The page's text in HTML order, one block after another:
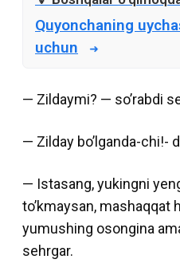
Quyonchaning
uchun
— Zildaymi? — so’rabdi
— Zilday bo’lganda-chi!-
— Istasang, yukingni
to’kmaysan, mashaqqat
yumushing osongina
sehrgar.